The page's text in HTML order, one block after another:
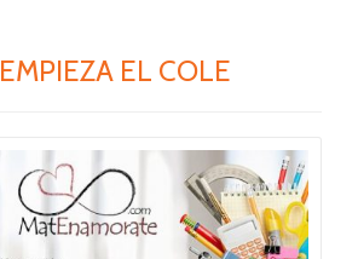
EMPIEZA EL COLE